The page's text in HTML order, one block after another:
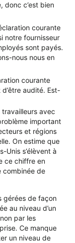
donc c’est bien
courante
notre fournisseur
sont payés.
nous nous en
courante
audité. Est-
avec
important
et régions
On estime que
Unis s’élèvent à
ce chiffre en
combinée de
gérées de façon
au niveau d’un
par les
Ce manque
un niveau de